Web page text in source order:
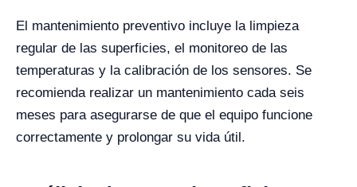
El mantenimiento preventivo incluye la limpieza
regular de las superficies, el monitoreo de las
temperaturas y la calibración de los sensores. Se
recomienda realizar un mantenimiento cada seis
meses para asegurarse de que el equipo funcione
correctamente y prolongar su vida útil.